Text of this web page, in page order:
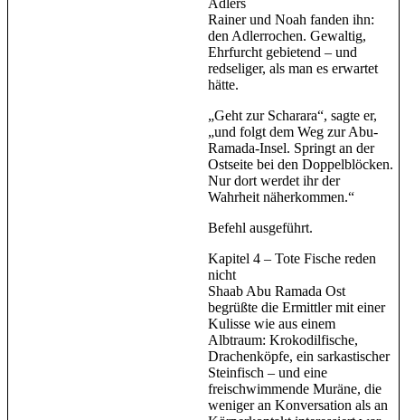
Adlers
Rainer und Noah fanden ihn:
den Adlerrochen. Gewaltig,
Ehrfurcht gebietend – und
redseliger, als man es erwartet
hätte.
„Geht zur Scharara“, sagte er,
„und folgt dem Weg zur Abu-
Ramada-Insel. Springt an der
Ostseite bei den Doppelblöcken.
Nur dort werdet ihr der
Wahrheit näherkommen.“
Befehl ausgeführt.
Kapitel 4 – Tote Fische reden
nicht
Shaab Abu Ramada Ost
begrüßte die Ermittler mit einer
Kulisse wie aus einem
Albtraum: Krokodilfische,
Drachenköpfe, ein sarkastischer
Steinfisch – und eine
freischwimmende Muräne, die
weniger an Konversation als an